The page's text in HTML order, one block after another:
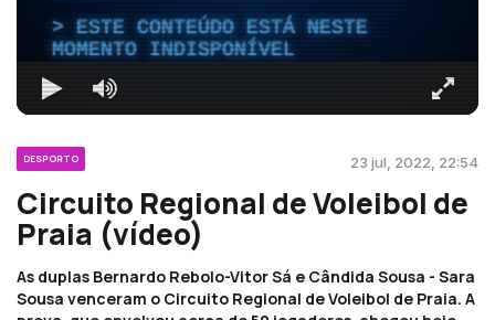
ESTE CONTEÚDO ESTÁ NESTE
MOMENTO INDISPONÍVEL
DESPORTO 23 jul, 2022, 22:54
Circuito Regional de Voleibol de
Praia (vídeo)
As duplas Bernardo Rebolo-Vitor Sá e Cândida Sousa - Sara
Sousa venceram o Circuito Regional de Voleibol de Praia. A